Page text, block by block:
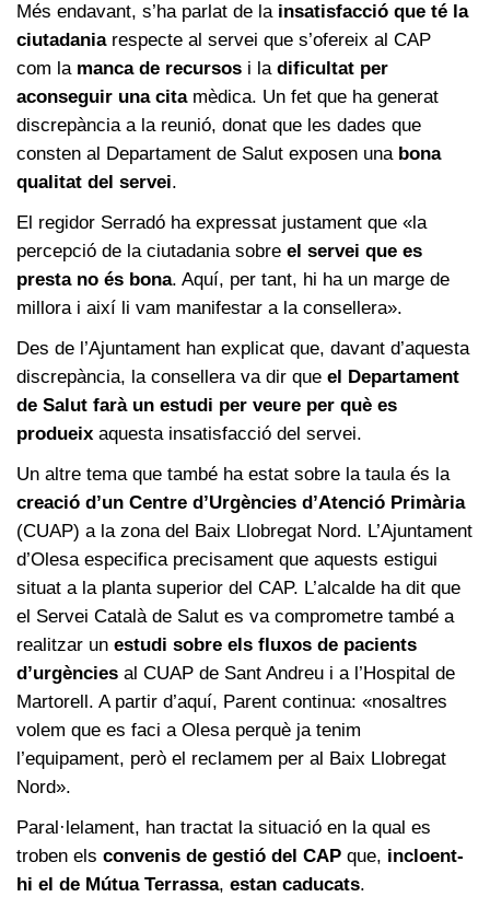
Més endavant, s’ha parlat de la insatisfacció que té la
ciutadaniarespecte al servei que s’ofereix al CAP
com la manca de recursos i la dificultat per
aconseguir una citamèdica. Un fet que ha generat
discrepància a la reunió, donat que les dades que
consten al Departament de Salut exposen una bona
qualitat del servei.
El regidor Serradó ha expressat justament que «la
percepció de la ciutadania sobre el servei que es
presta no és bona. Aquí, per tant, hi ha un marge de
millora i així li vam manifestar a la consellera».
Des de l’Ajuntament han explicat que, davant d’aquesta
discrepància, la consellera va dir que el Departament
de Salut farà un estudi per veure per què es
produeix aquesta insatisfacció del servei.
Un altre tema que també ha estat sobre la taula és la
creació d’un Centre d’Urgències d’Atenció Primària
(CUAP) a la zona del Baix Llobregat Nord. L’Ajuntament
d’Olesa especifica precisament que aquests estigui
situat a la planta superior del CAP. L’alcalde ha dit que
el Servei Català de Salut es va comprometre també a
realitzar un estudi sobre els fluxos de pacients
d’urgències al CUAP de Sant Andreu i a l’Hospital de
Martorell. A partir d’aquí, Parent continua: «nosaltres
volem que es faci a Olesa perquè ja tenim
l’equipament, però el reclamem per al Baix Llobregat
Nord».
Paral·lelament, han tractat la situació en la qual es
troben els convenis de gestió del CAP que, incloent-
hi el de Mútua Terrassa, estan caducats.